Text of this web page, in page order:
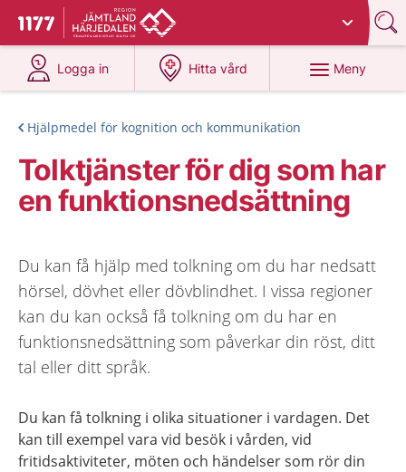
Till startsidan för 1177
Du har valt region
Logga in
på 1177.se
Hitta vård
på 1177.se
Meny
Hjälpmedel för kognition och kommunikation
Tolktjänster för dig som har
en funktionsnedsättning
Du kan få hjälp med tolkning om du har nedsatt
hörsel, dövhet eller dövblindhet. I vissa regioner
kan du kan också få tolkning om du har en
funktionsnedsättning som påverkar din röst, ditt
tal eller ditt språk.
Du kan få tolkning i olika situationer i vardagen. Det
kan till exempel vara vid besök i vården, vid
fritidsaktiviteter, möten och händelser som rör din